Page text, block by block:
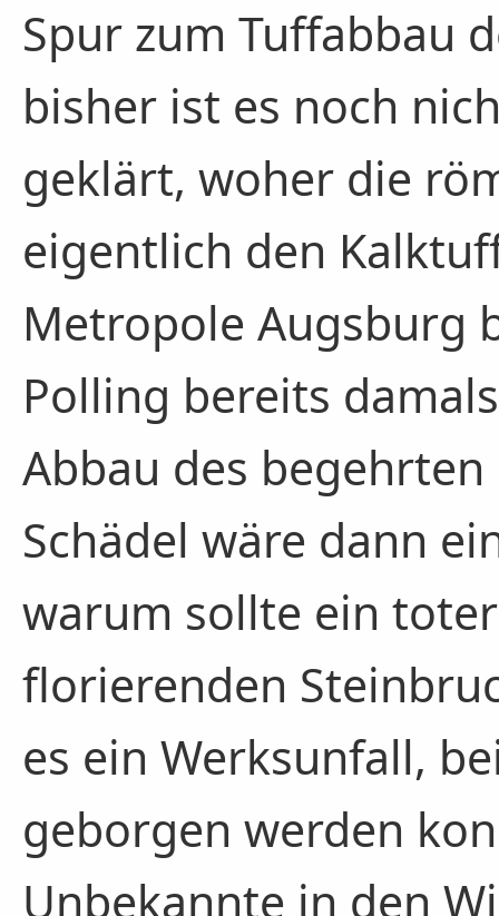
Spur zum Tuffabbau
bisher ist es noch
geklärt, woher die
eigentlich den
Metropole Augsburg
Polling bereits
Abbau des
Schädel wäre dann
warum sollte ein
florierenden
es ein Werksunfall,
geborgen werden
Unbekannte in den